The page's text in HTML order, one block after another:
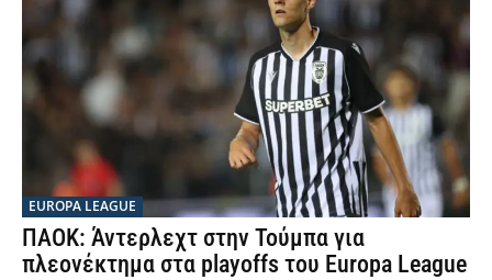
EUROPA LEAGUE
ΠΑΟΚ: Άντερλεχτ στην Τούμπα για
πλεονέκτημα στα playoffs του Europa League